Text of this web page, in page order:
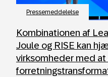
Pressemeddelelse
Kombinationen af
Joule og RISE kan
virksomheder med